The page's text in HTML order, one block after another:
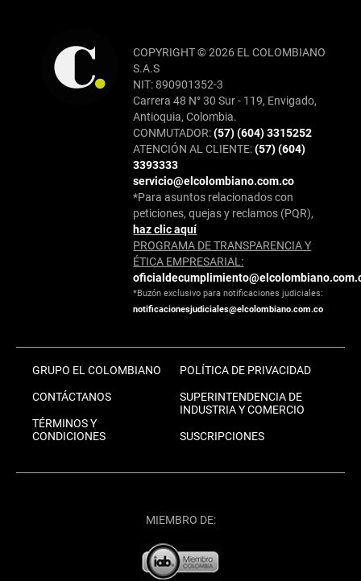
COPYRIGHT © 2026 EL COLOMBIANO
S.A.S
NIT: 890901352-3
Carrera 48 N° 30 Sur - 119, Envigado,
Antioquia, Colombia.
CONMUTADOR:(57) (604) 3315252
ATENCIÓN AL CLIENTE:(57) (604)
3393333
servicio@elcolombiano.com.co
*Para asuntos relacionados con
peticiones, quejas y reclamos (PQR),
haz clic aquí
PROGRAMA DE TRANSPARENCIA Y
ÉTICA EMPRESARIAL:
*Buzón exclusivo para notificaciones judiciales:
notificacionesjudiciales@elcolombiano.com.co
GRUPO EL COLOMBIANO
CONTÁCTANOS
TÉRMINOS Y
CONDICIONES
POLÍTICA DE PRIVACIDAD
SUPERINTENDENCIA DE
INDUSTRIA Y COMERCIO
SUSCRIPCIONES
MIEMBRO DE: